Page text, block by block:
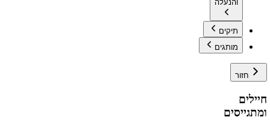
והנעלה
תיקים
מותגים
חזור
חיילים
ומתגייסים